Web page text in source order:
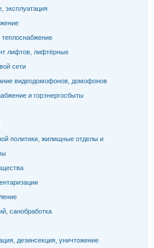
эксплуатация
теплоснабжение
лифтов, лифтёрные
сети
видеодомофонов, домофонов
и горэнергосбыты
политики, жилищные отделы и
санобработка
дезинсекция, уничтожение